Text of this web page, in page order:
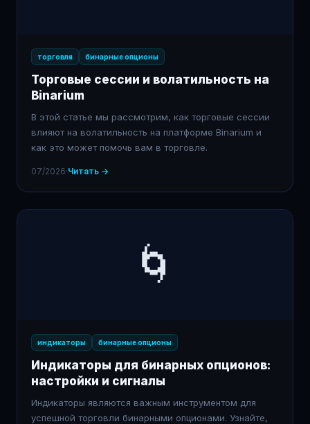
торговля бинарные опционы
Торговые сессии и волатильность на
Binarium
В этой статье мы рассмотрим, как торговые сессии
влияют на волатильность на платформе Binarium и
как это может помочь вам в торговле.
07/2026·Читать →
🌀
индикаторы бинарные опционы
Индикаторы для бинарных опционов:
настройки и сигналы
Индикаторы являются важным инструментом для
успешной торговли бинарными опционами. Узнайте,